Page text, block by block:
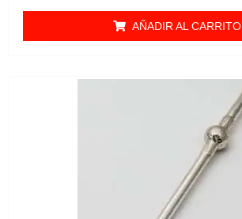
AÑADIR AL CARRITO